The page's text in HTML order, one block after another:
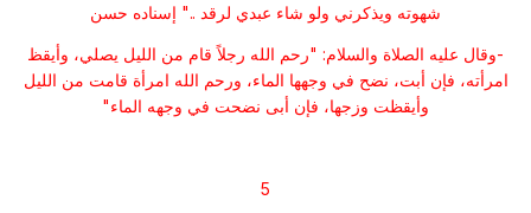
شهوته ويذكرني ولو شاء عبدي لرقد .." إسناده حسن
-وقال عليه الصلاة والسلام: "رحم الله رجلاً قام من الليل يصلي، وأيقظ
امرأته، فإن أبت، نضح في وجهها الماء، ورحم الله امرأة قامت من الليل
وأيقظت وزجها، فإن أبى نضحت في وجهه الماء"
5